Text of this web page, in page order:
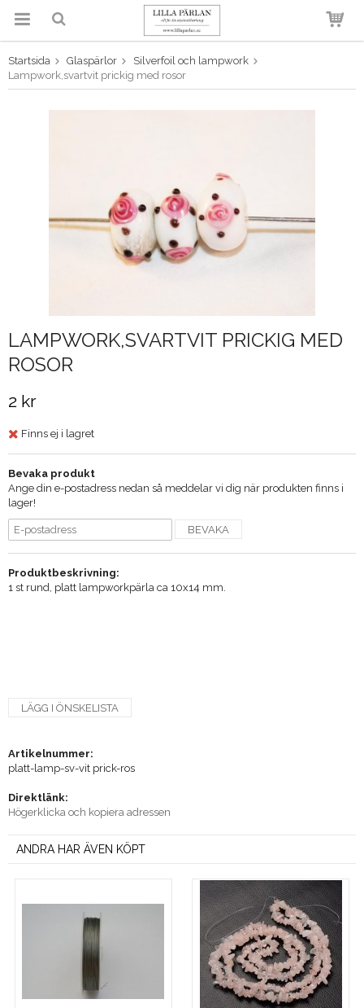
Produkten har blivit tillagd i
varukorgen
Startsida Glaspärlor
Silverfoil och lampwork
Lampwork,svartvit prickig med rosor
LAMPWORK,SVARTVIT PRICKIG MED
ROSOR
2 kr
Finns ej i lagret
Bevaka produkt
Ange din e-postadress nedan så meddelar vi dig när produkten finns i
lager!
BEVAKA
Produktbeskrivning:
1 st rund, platt lampworkpärla ca 10x14 mm.
LÄGG I ÖNSKELISTA
Artikelnummer:
platt-lamp-sv-vit prick-ros
Direktlänk:
Högerklicka och kopiera adressen
ANDRA HAR ÄVEN KÖPT